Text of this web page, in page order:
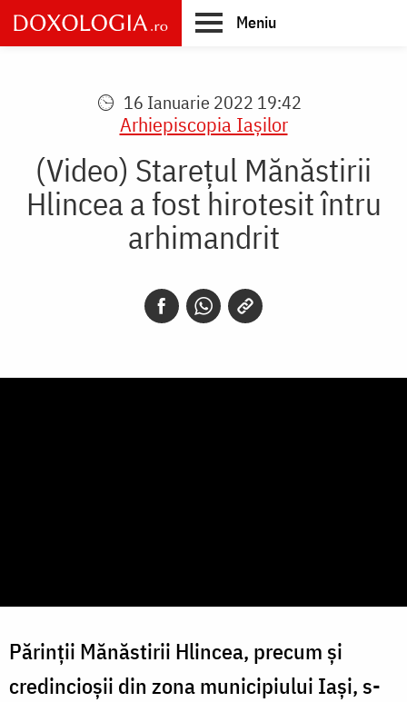
Skip
to
main
Meniu
16 Ianuarie 2022 19:42
Arhiepiscopia Iaşilor
(Video) Starețul Mănăstirii
Hlincea a fost hirotesit întru
arhimandrit
Părinții Mănăstirii Hlincea, precum și
credincioșii din zona municipiului Iași, s-